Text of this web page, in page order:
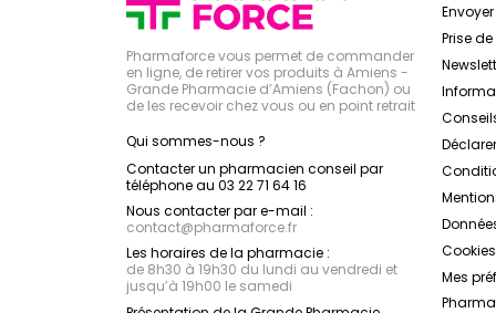
Pharmaforce vous permet de commander
en ligne, de retirer vos produits à Amiens -
Grande Pharmacie d’Amiens (Fachon) ou
de les recevoir chez vous ou en point retrait
Qui sommes-nous ?
Contacter un pharmacien conseil par
téléphone au 03 22 71 64 16
Nous contacter par e-mail :
contact@pharmaforce.fr
Les horaires de la pharmacie :
de 8h30 à 19h30 du lundi au vendredi et
jusqu’à 19h00 le samedi
Prise
Cookies
Mes